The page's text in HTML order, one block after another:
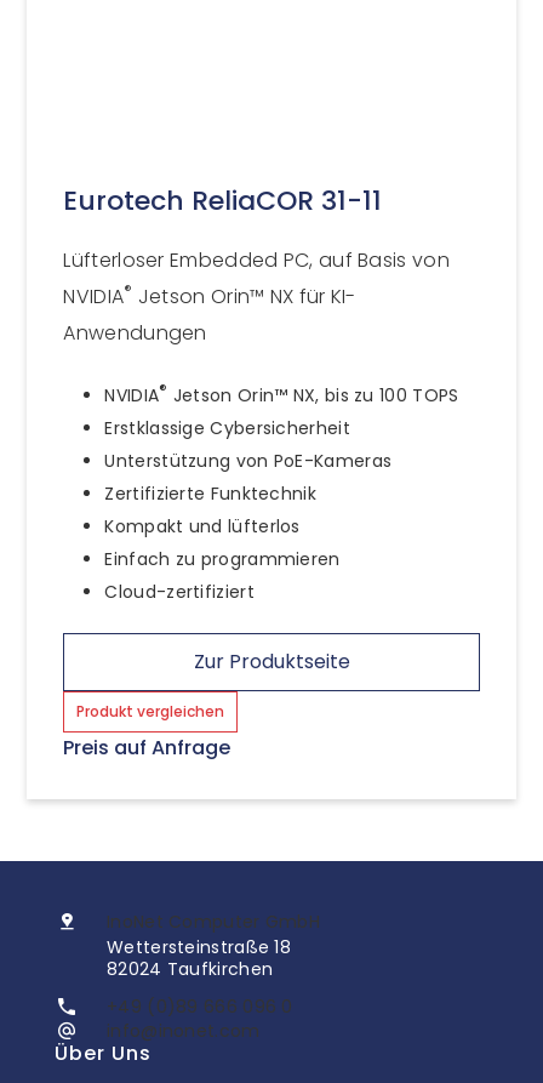
Eurotech ReliaCOR 31-11
Lüfterloser Embedded PC, auf Basis von
NVIDIA® Jetson Orin™ NX für KI-
Anwendungen
NVIDIA® Jetson Orin™ NX, bis zu 100 TOPS
Erstklassige Cybersicherheit
Unterstützung von PoE-Kameras
Zertifizierte Funktechnik
Kompakt und lüfterlos
Einfach zu programmieren
Cloud-zertifiziert
Zur Produktseite
Produkt vergleichen
Preis auf Anfrage
InoNet Computer GmbH
Wettersteinstraße 18
82024 Taufkirchen
+49 (0)89 666 096 0
info@inonet.com
Über Uns